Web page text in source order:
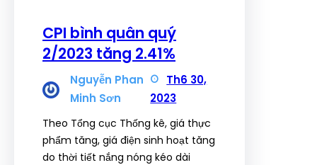
CPI bình quân quý
2/2023 tăng 2.41%
Nguyễn Phan
Minh Sơn
Th6 30,
2023
Theo Tổng cục Thống kê, giá thực
phẩm tăng, giá điện sinh hoạt tăng
do thời tiết nắng nóng kéo dài